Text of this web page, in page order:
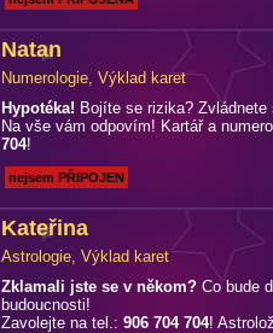
Natan
Numerologie, Výklad karet
Hypotéka! Bojíte se rizika? Zvládnete
Na vše vám odpovím! Kartář a
704!
nejsem PŘIPOJEN
Kateřina
Astrologie, Výklad karet
Zklamali jste se v někom? Co bude
budoucnosti!
Zavolejte na tel.: 906 704 704!